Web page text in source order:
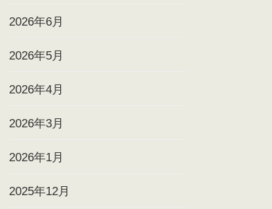
2026年6月
2026年5月
2026年4月
2026年3月
2026年1月
2025年12月